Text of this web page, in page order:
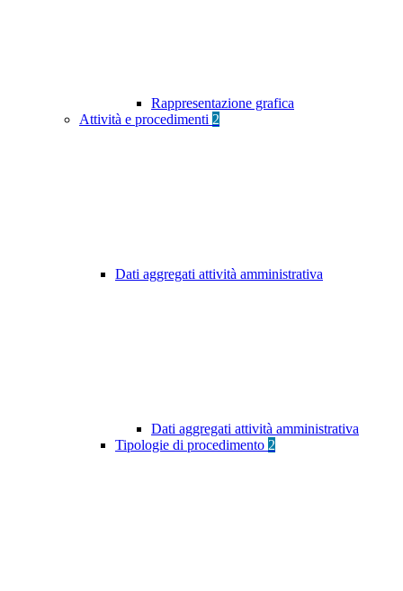
Rappresentazione grafica
Attività e procedimenti 2
Dati aggregati attività amministrativa
Dati aggregati attività amministrativa
Tipologie di procedimento 2